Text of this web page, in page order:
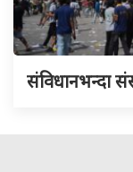
संविधानभन्दा